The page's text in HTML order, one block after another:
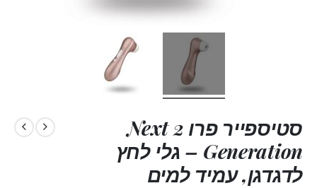
סטיספייר פרו 2 Next
Generation – גלי לחץ
לדגדגן, עמיד למים